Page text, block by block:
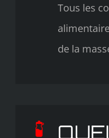
Tous les
de la